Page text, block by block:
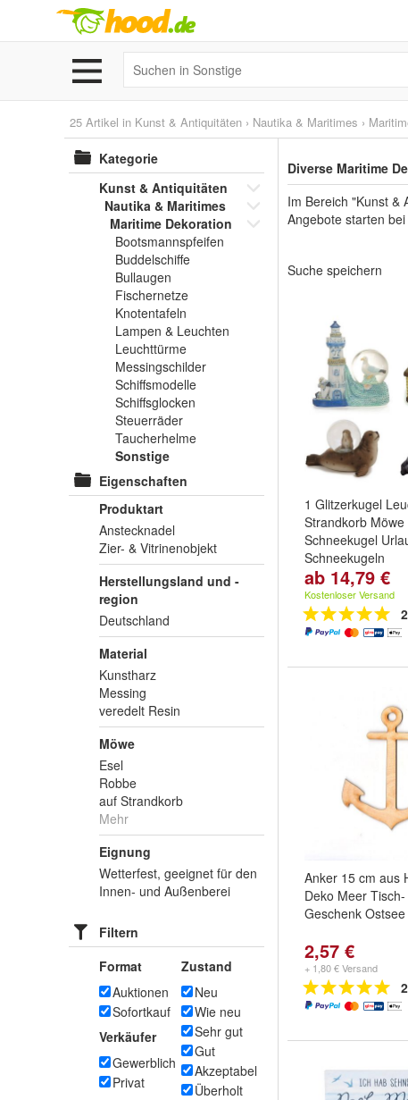
25 Artikel in Kunst & Antiquitäten › Nautika & Maritimes ›
Kategorie
Kunst & Antiquitäten
Nautika & Maritimes
Maritime Dekoration
Bootsmannspfeifen
Buddelschiffe
Bullaugen
Fischernetze
Knotentafeln
Lampen & Leuchten
Leuchttürme
Messingschilder
Schiffsmodelle
Schiffsglocken
Steuerräder
Taucherhelme
Sonstige
Eigenschaften
Produktart
Anstecknadel
Zier- & Vitrinenobjekt
Herstellungsland und -
region
Deutschland
Material
Kunstharz
Messing
veredelt Resin
Möwe
Esel
Robbe
auf Strandkorb
Mehr
Eignung
Wetterfest, geeignet für den
Innen- und Außenberei
Filtern
Format
Auktionen
Sofortkauf
Verkäufer
Gewerblich
Privat
Zustand
Neu
Wie neu
Sehr gut
Gut
Akzeptabel
Überholt
Diverse Maritime
Im Bereich "Kunst &
Angebote starten
Suche speichern
1 Glitzerkugel
Strandkorb Möwe
Schneekugel
Schneekugeln
Möwe:mit
Strandkorb,Robbe
weitere ...
ab 14,79 €
Kostenloser Versand
2
Anker 15 cm aus
Deko Meer
Geschenk
2,57 €
+ 1,80 € Versand
2